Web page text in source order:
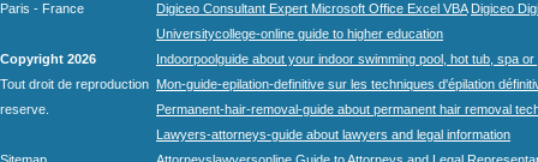
Paris - France
Copyright 2026
Tout droit de reproduction
reserve.
Digiceo Consultant Expert Microsoft Office Excel VBA Digiceo
Universitycollege-online guide to higher education
Indoorpoolguide about your indoor swimming pool, hot tub, spa
Mon-guide-epilation-definitive sur les techniques d'épilation
Permanent-hair-removal-guide about permanent hair removal
Lawyers-attorneys-guide about lawyers and legal information